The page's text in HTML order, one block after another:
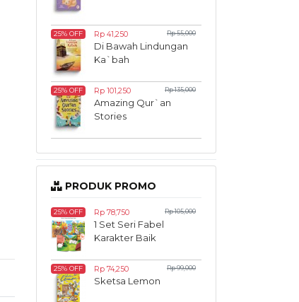
25% OFF Rp 41,250 Rp 55,000
Di Bawah Lindungan
Ka`bah
25% OFF Rp 101,250 Rp 135,000
Amazing Qur`an
Stories
PRODUK PROMO
25% OFF Rp 78,750 Rp 105,000
1 Set Seri Fabel
Karakter Baik
25% OFF Rp 74,250 Rp 99,000
Sketsa Lemon